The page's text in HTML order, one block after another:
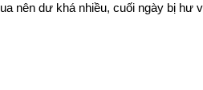
nên dư khá nhiều, cuối ngày bị hư